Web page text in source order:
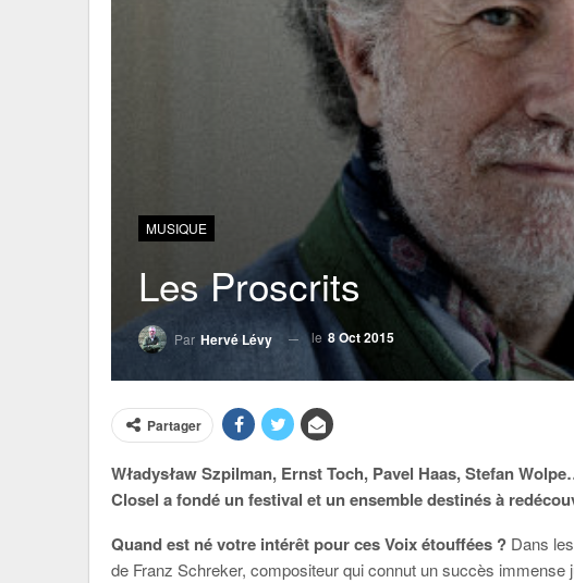
MUSIQUE
Les Proscrits
Par Hervé Lévy le 8 Oct 2015
Partager
Władysław Szpilman, Ernst Toch, Pavel Haas, Stefan
Closel a fondé un festival et un ensemble destinés à
Quand est né votre intérêt pour ces Voix étouffées ? Dans
de Franz Schreker, compositeur qui connut un succès immense